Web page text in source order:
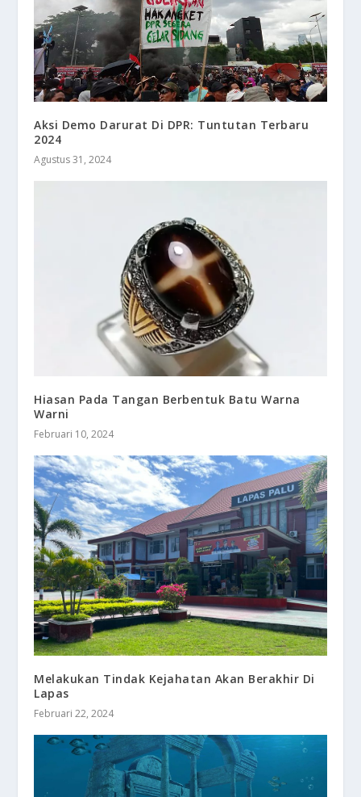
Aksi Demo Darurat Di DPR: Tuntutan Terbaru
2024
Agustus 31, 2024
Hiasan Pada Tangan Berbentuk Batu Warna
Warni
Februari 10, 2024
Melakukan Tindak Kejahatan Akan Berakhir Di
Lapas
Februari 22, 2024